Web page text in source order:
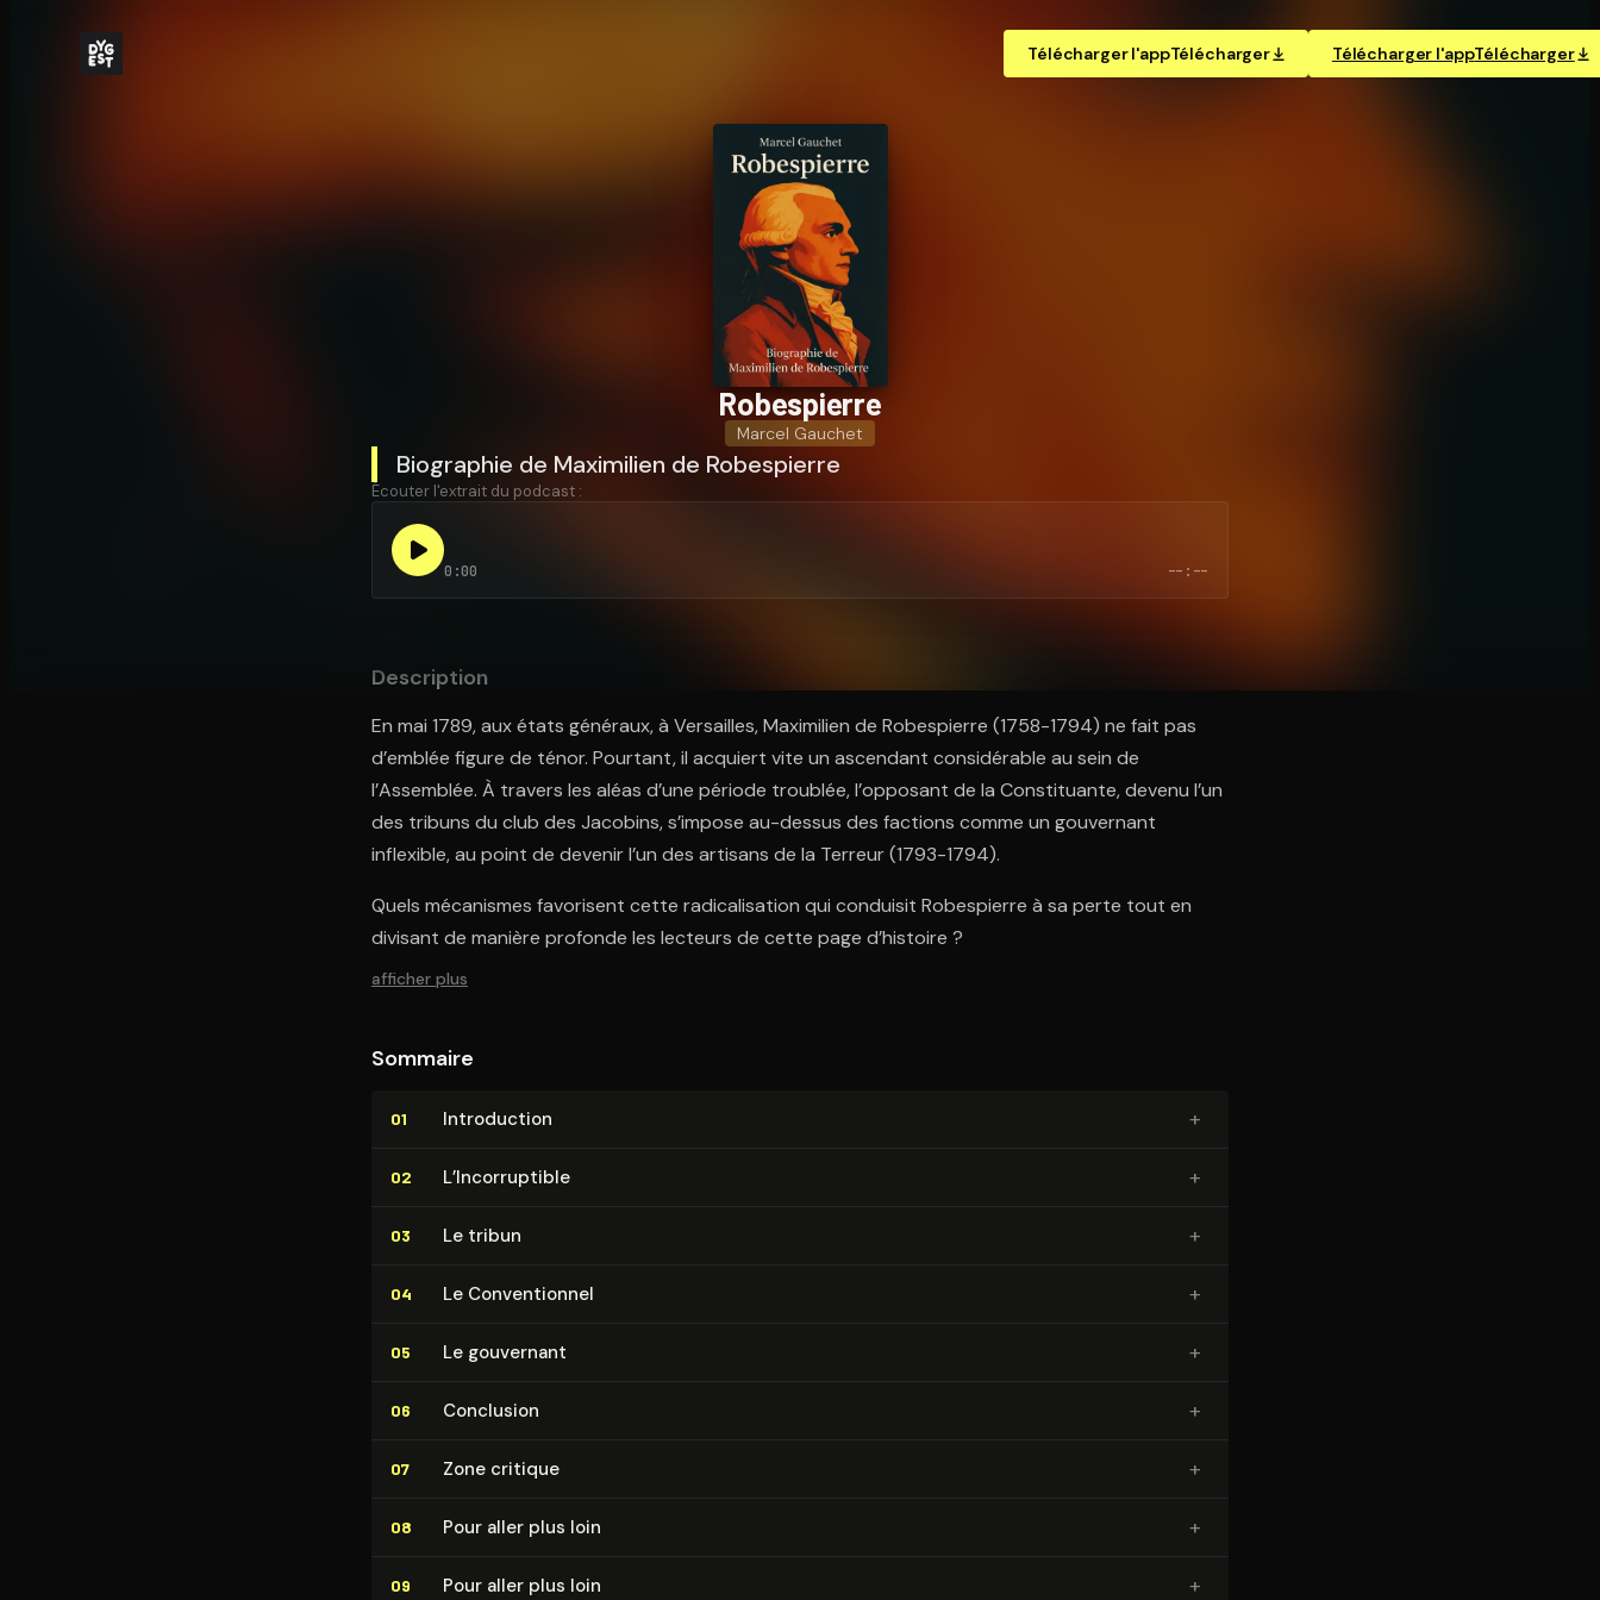
Télécharger l'appTélécharger Télécharger l'appTélécharger
Robespierre
Marcel Gauchet
Biographie de Maximilien de Robespierre
Écouter l'extrait du podcast :
0:00 --:--
Description
En mai 1789, aux états généraux, à Versailles, Maximilien de Robespierre (1758-1794) ne fait pas
d’emblée figure de ténor. Pourtant, il acquiert vite un ascendant considérable au sein de
l’Assemblée. À travers les aléas d’une période troublée, l’opposant de la Constituante, devenu l’un
des tribuns du club des Jacobins, s’impose au-dessus des factions comme un gouvernant
inflexible, au point de devenir l’un des artisans de la Terreur (1793-1794).
Quels mécanismes favorisent cette radicalisation qui conduisit Robespierre à sa perte tout en
divisant de manière profonde les lecteurs de cette page d’histoire ?
afficher plus
Sommaire
01 In­tro­duc­tion +
02 L’In­cor­rup­tible +
03 Le tribun +
04 Le Conven­tion­nel +
05 Le gouvernant +
06 Conclusion +
07 Zone critique +
08 Pour aller plus loin +
09 Pour aller plus loin +